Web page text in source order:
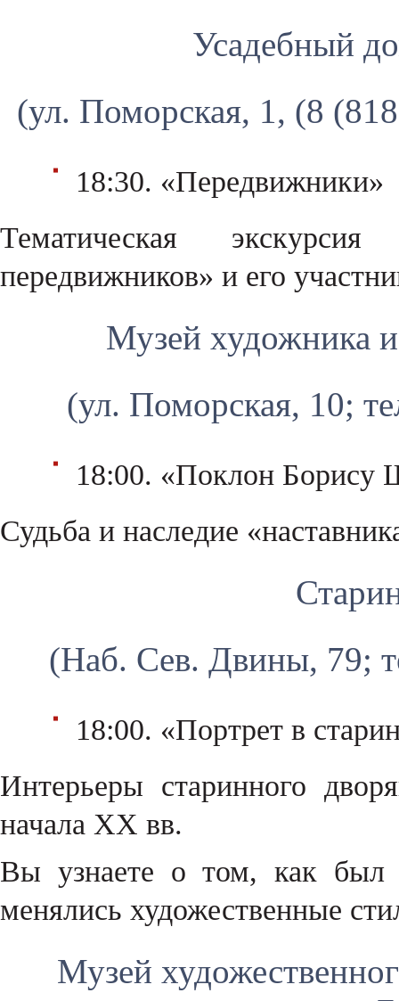
Усадебный
(ул. Поморская, 1, (8
18:30. «Передвижники»
Тематическая
передвижников» и его
Музей художника
(ул. Поморская, 10;
18:00. «Поклон Борису
Судьба и наследие
(Наб. Сев. Двины, 79;
18:00. «Портрет в
Интерьеры старинного
начала ХХ вв.
Вы узнаете о том, как был
менялись художественные
Музей